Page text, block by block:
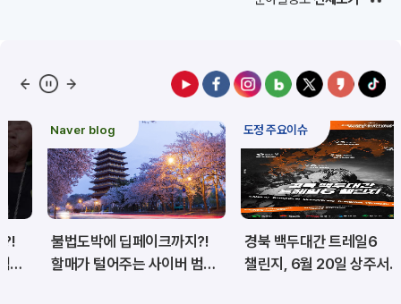
산림 해양/수산
보건·복지/여성/장애인 문화/관광/음식
재난/안전/재해 산업/토지/주택
시험정보
Naver blog
불법도박에 딥페이크까지?!
할매가 털어주는 사이버 범죄
도정 주요이슈
경북 백두대간 트레일6
챌린지, 6월 20일 상주서